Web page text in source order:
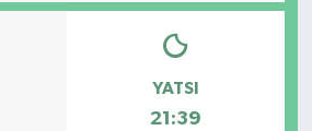
YATSI
21:39